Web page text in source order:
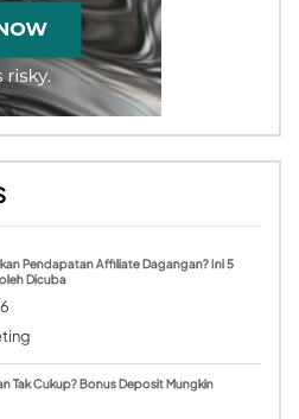
Pendapatan Affiliate Dagangan? Ini 5
Dicuba
Tak Cukup? Bonus Deposit Mungkin